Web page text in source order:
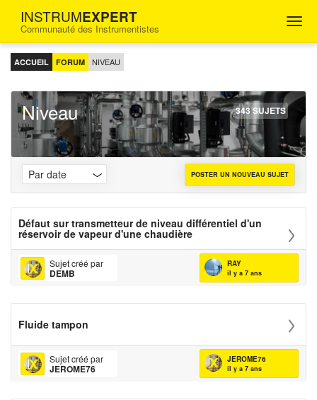
INSTRUMEXPERT
Communauté des Instrumentistes
FORUM
D'ENTRAIDE
POUR
INGÉNIEURS
INSTRUMENTISTES
ACCUEIL FORUM NIVEAU
Niveau 343 SUJETS
POSTER UN NOUVEAU SUJET
Défaut sur transmetteur de niveau différentiel d'un
réservoir de vapeur d'une chaudière
Sujet créé par
DEMB
RAY
il y a 7 ans
Fluide tampon
Sujet créé par
JEROME76
JEROME76
il y a 7 ans